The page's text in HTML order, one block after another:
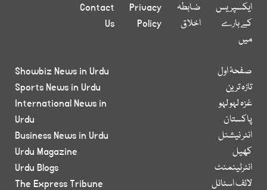
ایکسپریس
کے بارے
میں
ضابطہ
اخلاق
Privacy
Policy
Contact
Us
صفحۂ اول
تازہ ترین
غزہ لہو لہو
پاکستان
انٹر نیشنل
کھیل
انٹرٹینمنٹ
لائف اسٹائل
Showbiz News in Urdu
Sports News in Urdu
International News in
Urdu
Business News in Urdu
Urdu Magazine
Urdu Blogs
The Express Tribune